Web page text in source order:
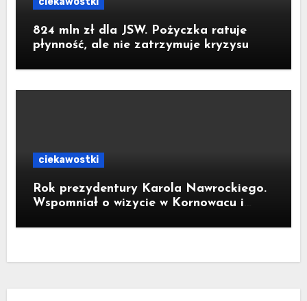
824 mln zł dla JSW. Pożyczka ratuje
płynność, ale nie zatrzymuje kryzysu
ciekawostki
Rok prezydentury Karola Nawrockiego.
Wspomniał o wizycie w Kornowacu i